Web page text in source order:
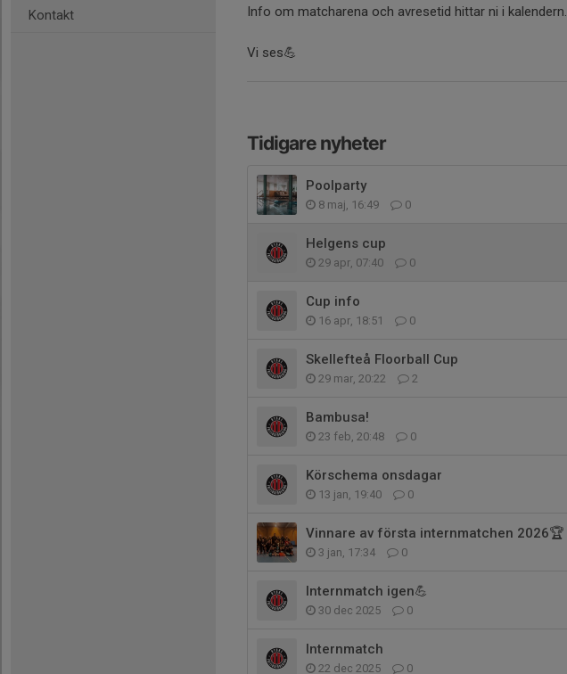
Kontakt
Info om matcharena och avresetid hittar ni i kalendern.
Vi ses💪
Tidigare nyheter
Poolparty
8 maj, 16:49 0
Helgens cup
29 apr, 07:40 0
Cup info
16 apr, 18:51 0
Skellefteå Floorball Cup
29 mar, 20:22 2
Bambusa!
23 feb, 20:48 0
Körschema onsdagar
13 jan, 19:40 0
Vinnare av första internmatchen 2026🏆
3 jan, 17:34 0
Internmatch igen💪
30 dec 2025 0
Internmatch
22 dec 2025 0